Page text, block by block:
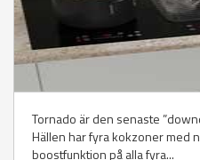
Tornado är den senaste
Hällen har fyra kokzoner med
boostfunktion på alla fyra...